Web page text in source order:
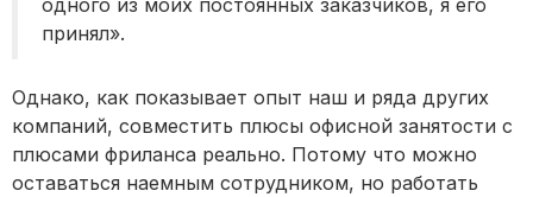
одного из моих постоянных заказчиков, я его
принял».
Однако, как показывает опыт наш и ряда других
компаний, совместить плюсы офисной занятости с
плюсами фриланса реально. Потому что можно
оставаться наемным сотрудником, но работать